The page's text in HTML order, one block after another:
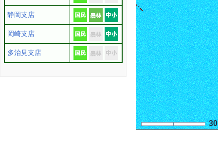
静岡支店
岡崎支店
多治見支店